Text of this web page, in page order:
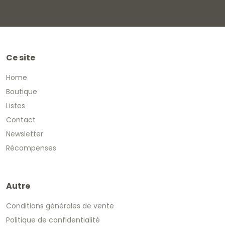
Ce site
Home
Boutique
Listes
Contact
Newsletter
Récompenses
Autre
Conditions générales de vente
Politique de confidentialité